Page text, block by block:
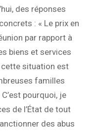
des réponses
: « Le prix en
par rapport à
biens et services
situation est
familles
pourquoi, je
de l’État de tout
des abus